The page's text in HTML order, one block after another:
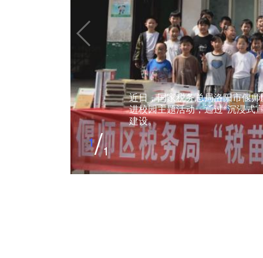
近日，国家税务总局洛阳市偃
进校园主题活动，通过“沉浸式
建设。
1/1